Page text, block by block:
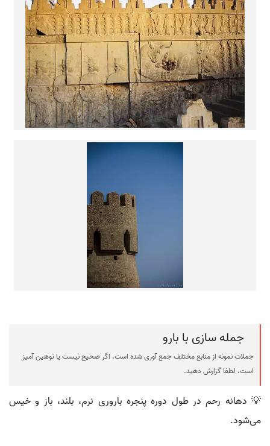
جمله سازی با بارو
جملات نمونه از منابع مختلف جمع آوری شده است، اگر صحیح نیست یا توهین آمیز
است، لطفا گزارش دهید.
💡 دهانه رحم در طول دوره پنجره باروری نرم، بلند، باز و خیس
می‌شود.